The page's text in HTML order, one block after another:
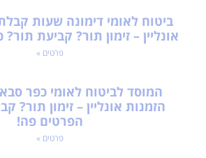
ביטוח לאומי דימונה שעות
אונליין – זימון תור? קביעת
פרטים »
המוסד לביטוח לאומי כפר
הזמנות אונליין – זימון תור?
הפרטים פה!
פרטים »